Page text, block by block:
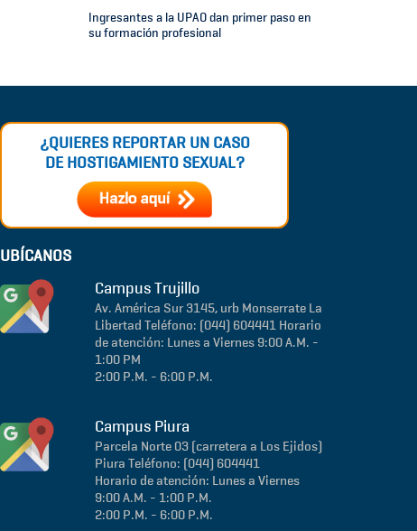
Ingresantes a la UPAO dan primer paso en
su formación profesional
¿QUIERES REPORTAR UN CASO
DE HOSTIGAMIENTO SEXUAL?
UBÍCANOS
Campus Trujillo
Av. América Sur 3145, urb Monserrate La
Libertad Teléfono: (044) 604441 Horario
de atención: Lunes a Viernes 9:00 A.M. -
1:00 PM
2:00 P.M. - 6:00 P.M.
Campus Piura
Parcela Norte 03 (carretera a Los Ejidos)
Piura Teléfono: (044) 604441
Horario de atención: Lunes a Viernes
9:00 A.M. - 1:00 P.M.
2:00 P.M. - 6:00 P.M.